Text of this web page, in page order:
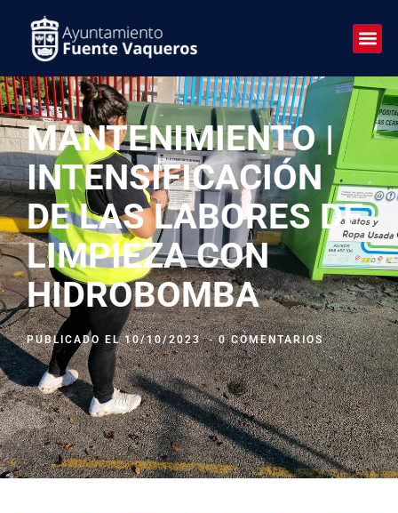
MANTENIMIENTO |
INTENSIFICACIÓN
DE LAS LABORES DE
LIMPIEZA CON
HIDROBOMBA
PUBLICADO EL10/10/2023 -0 COMENTARIOS